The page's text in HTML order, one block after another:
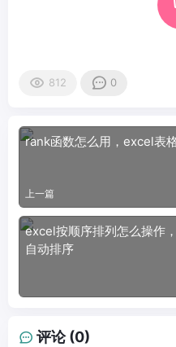
812 0
rank函数怎么用，excel表
上一篇
excel按顺序排列怎么操作
自动排序
评论 (0)